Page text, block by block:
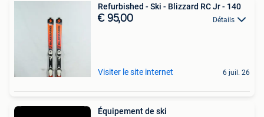
Refurbished - Ski - Blizzard RC Jr - 140
€ 95,00 Détails
Visiter le site internet 6 juil. 26
Équipement de ski